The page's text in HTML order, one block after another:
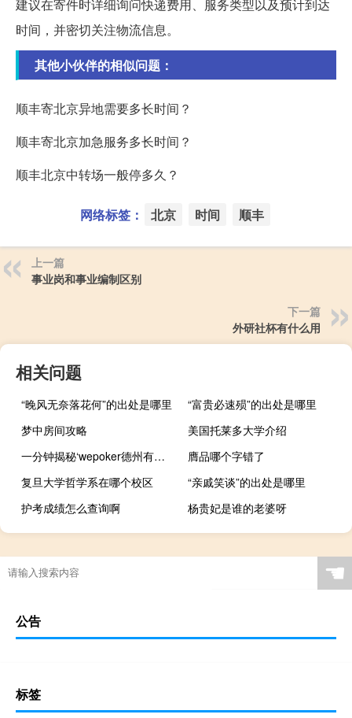
建议在寄件时详细询问快递费用、服务类型以及预计到达
时间，并密切关注物流信息。
其他小伙伴的相似问题：
顺丰寄北京异地需要多长时间？
顺丰寄北京加急服务多长时间？
顺丰北京中转场一般停多久？
网络标签： 北京 时间 顺丰
上一篇
事业岗和事业编制区别
下一篇
外研社杯有什么用
相关问题
“晚风无奈落花何”的出处是哪里
“富贵必速殒”的出处是哪里
梦中房间攻略
美国托莱多大学介绍
一分钟揭秘‘wepoker德州有挂吗(详细开挂教程)
膺品哪个字错了
复旦大学哲学系在哪个校区
“亲戚笑谈”的出处是哪里
护考成绩怎么查询啊
杨贵妃是谁的老婆呀
☚
公告
标签